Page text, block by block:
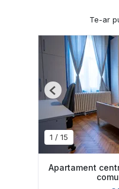
Te-ar
1 / 15
Previous
Apartament